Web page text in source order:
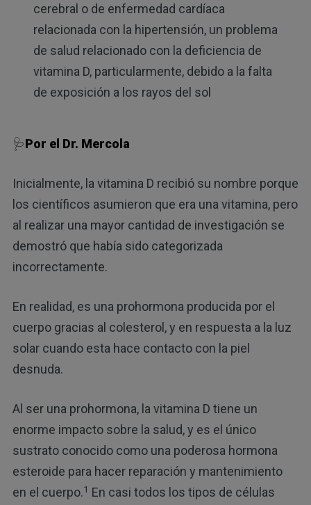
cerebral o de enfermedad cardíaca
relacionada con la hipertensión, un problema
de salud relacionado con la deficiencia de
vitamina D, particularmente, debido a la falta
de exposición a los rayos del sol
🩺Por el Dr. Mercola
Inicialmente, la vitamina D recibió su nombre porque
los científicos asumieron que era una vitamina, pero
al realizar una mayor cantidad de investigación se
demostró que había sido categorizada
incorrectamente.
En realidad, es una prohormona producida por el
cuerpo gracias al colesterol, y en respuesta a la luz
solar cuando esta hace contacto con la piel
desnuda.
Al ser una prohormona, la vitamina D tiene un
enorme impacto sobre la salud, y es el único
sustrato conocido como una poderosa hormona
esteroide para hacer reparación y mantenimiento
en el cuerpo.1 En casi todos los tipos de células